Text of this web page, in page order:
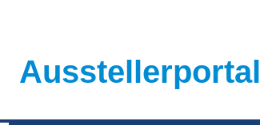
Ausstellerportal